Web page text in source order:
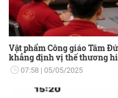
Vật phẩm Công giáo Tâm
khẳng định vị thế thương
07:58 05/05/2025